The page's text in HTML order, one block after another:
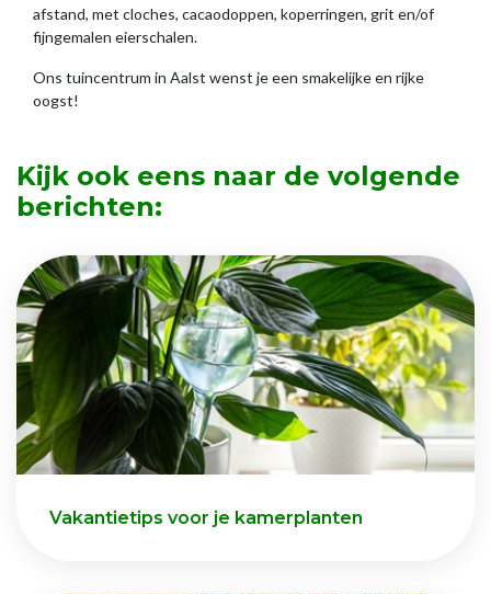
afstand, met cloches, cacaodoppen, koperringen, grit en/of
fijngemalen eierschalen.
Ons tuincentrum in Aalst wenst je een smakelijke en rijke
oogst!
Kijk ook eens naar de volgende
berichten:
Vakantietips voor je kamerplanten